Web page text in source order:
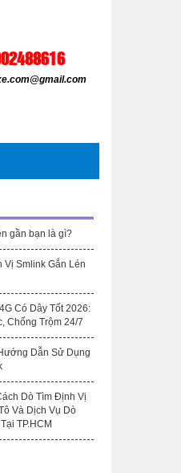
gần bạn là gì?
Vị Smlink Gắn Lén
Có Dây Tốt 2026:
Chống Trộm 24/7
Dẫn Sử Dụng
Dò Tìm Định Vị
Và Dịch Vụ Dò
TP.HCM